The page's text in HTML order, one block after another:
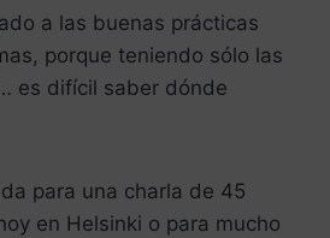
a las buenas prácticas
porque teniendo sólo las
es difícil saber dónde
para una charla de 45
en Helsinki o para mucho